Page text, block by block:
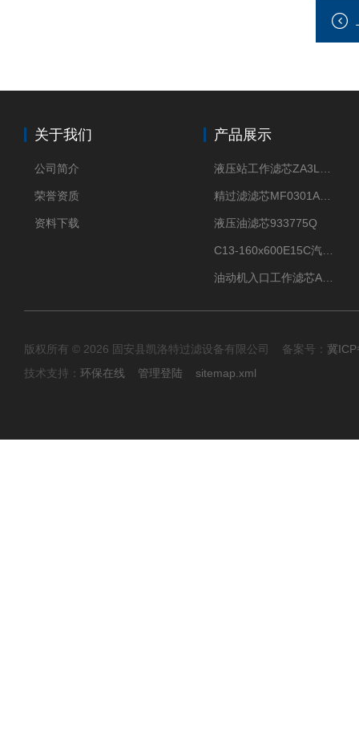
关于我们
公司简介
荣誉资质
资料下载
产品展示
液压油滤芯933775Q
版权所有 © 2026 固安县凯洛特过滤设备有限公司 备案号： 冀
技术支持： 环保在线 管理登陆 sitemap.xml